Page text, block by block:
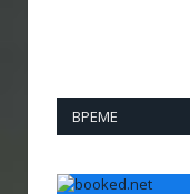
ВРЕМЕ